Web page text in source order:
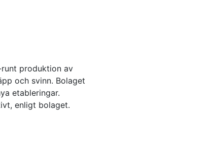
produktion av
och svinn. Bolaget
etableringar.
enligt bolaget.